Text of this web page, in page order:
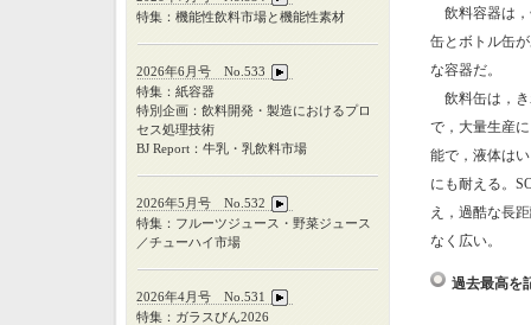
飲料容器は，
缶とボトル缶
な容器だ。
飲料缶は，き
で，大量生産
能で，液体は
にも耐える。
え，過酷な長
なく広い。
過去最高を
特集：機能性飲料市場と機能性素材
2026年6月号 No.533
特集：紙容器
特別企画：飲料開発・製造におけるプロ
セス処理技術
BJ Report：牛乳・乳飲料市場
2026年5月号 No.532
特集：フルーツジュース・野菜ジュース
／チューハイ市場
2026年4月号 No.531
特集：ガラスびん2026